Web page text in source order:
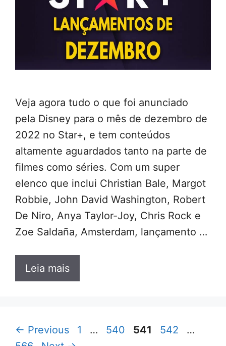
Veja agora tudo o que foi anunciado
pela Disney para o mês de dezembro de
2022 no Star+, e tem conteúdos
altamente aguardados tanto na parte de
filmes como séries. Com um super
elenco que inclui Christian Bale, Margot
Robbie, John David Washington, Robert
De Niro, Anya Taylor-Joy, Chris Rock e
Zoe Saldaña, Amsterdam, lançamento …
Leia mais
← Previous Page
1 … Page
540 Page
541 Page
542 …